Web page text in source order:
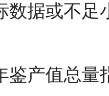
数据或不足
鉴产值总量